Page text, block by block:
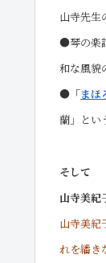
山寺先生
●琴の楽
和な風貌
●「まほ
蘭」とい
そして
山寺美紀
山寺美紀
れを繙き